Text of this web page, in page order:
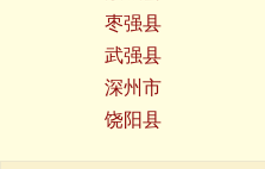
枣强县
武强县
深州市
饶阳县